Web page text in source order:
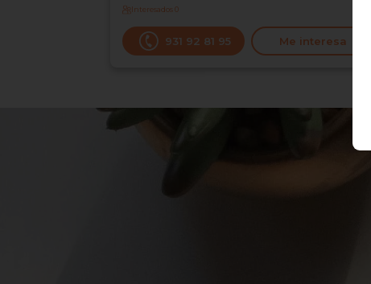
Interesados0
931 92 81 95 Me interesa